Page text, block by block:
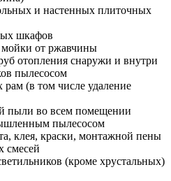
и настенных плиточных
шкафов
мойки от ржавчины
отопления снаружи и внутри
пылесосом
(в том числе удаление
пыли во всем помещении
пылесосом
клея, краски, монтажной пены
смесей
(кроме хрустальных)